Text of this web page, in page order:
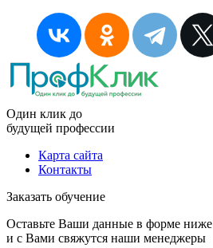
Один клик до
будущей профессии
Карта сайта
Контакты
Заказать обучение
Оставьте Ваши данные в форме ниже
и с Вами свяжутся наши менеджеры